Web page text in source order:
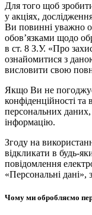
Для того щоб
у акціях,
Ви повинні уважно
обов’язками щодо
в ст. 8 З.У. «Про
ознайомитися з
висловити свою
Якщо Ви не
конфіденційності
персональних даних,
інформацію.
Згоду на
відкликати в будь-
повідомлення
«Персональні дані»,
Чому ми обробляємо